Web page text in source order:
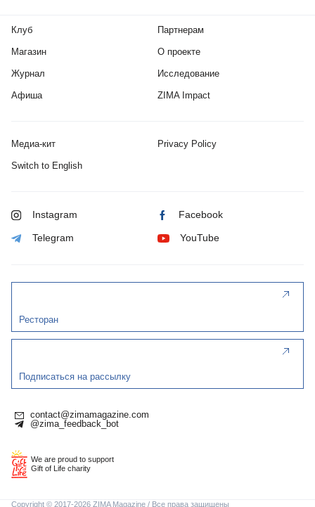
Клуб
Магазин
Журнал
Афиша
Партнерам
О проекте
Исследование
ZIMA Impact
Медиа-кит Privacy Policy
Switch to English
Instagram Facebook
Telegram YouTube
Ресторан
Подписаться на рассылку
contact@zimamagazine.com
@zima_feedback_bot
We are proud to support
Gift of Life charity
Copyright © 2017-2026 ZIMA Magazine / Все права защищены